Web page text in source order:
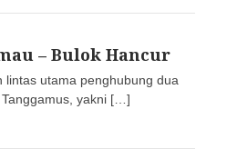
– Bulok Hancur
lintas utama penghubung dua
yakni […]